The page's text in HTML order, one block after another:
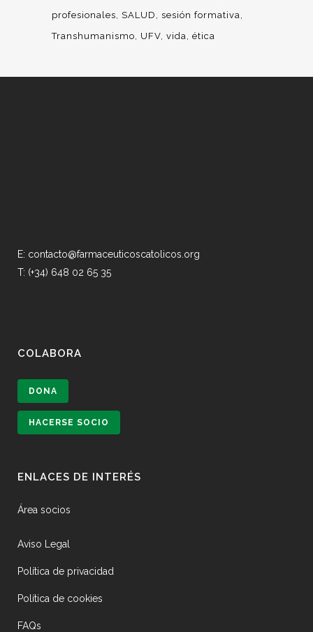
profesionales
SALUD
sesión formativa
Transhumanismo
UFV vida ética
E: contacto@farmaceuticoscatolicos.org
T: (+34) 648 02 65 35
COLABORA
DONA
HACERSE SOCIO
ENLACES DE INTERÉS
Área socios
Aviso Legal
Política de privacidad
Política de cookies
FAQs